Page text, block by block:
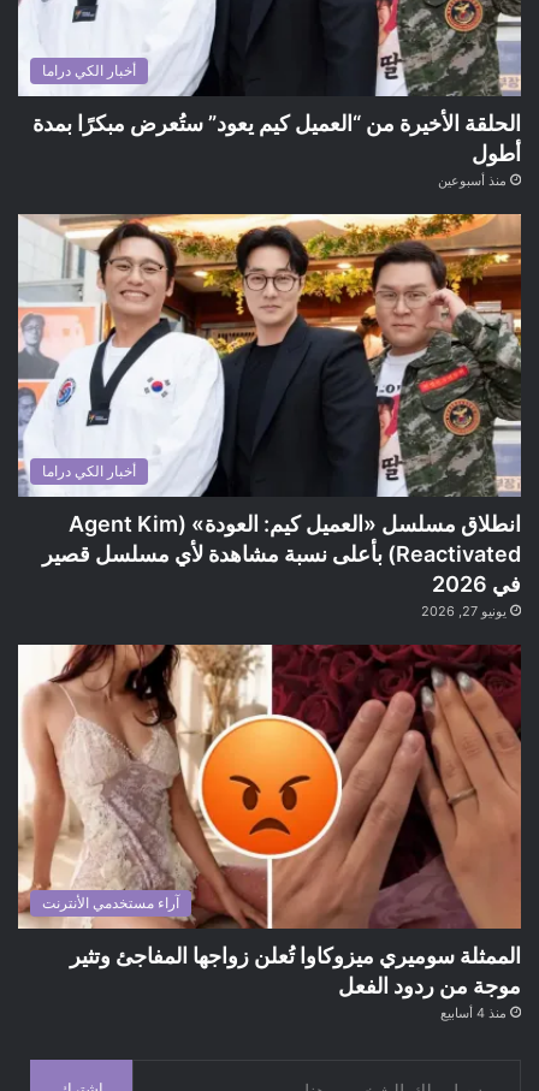
أخبار الكي دراما
الحلقة الأخيرة من “العميل كيم يعود” ستُعرض مبكرًا بمدة
أطول
منذ أسبوعين
أخبار الكي دراما
انطلاق مسلسل «العميل كيم: العودة» (Agent Kim
Reactivated) بأعلى نسبة مشاهدة لأي مسلسل قصير
في 2026
يونيو 27, 2026
آراء مستخدمي الأنترنت
الممثلة سوميري ميزوكاوا تُعلن زواجها المفاجئ وتثير
موجة من ردود الفعل
منذ 4 أسابيع